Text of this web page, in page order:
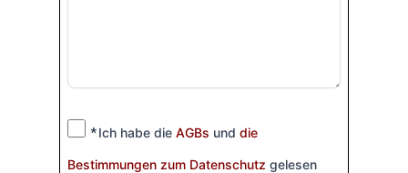
*Ich habe dieAGBs unddie
Bestimmungen zum Datenschutz gelesen